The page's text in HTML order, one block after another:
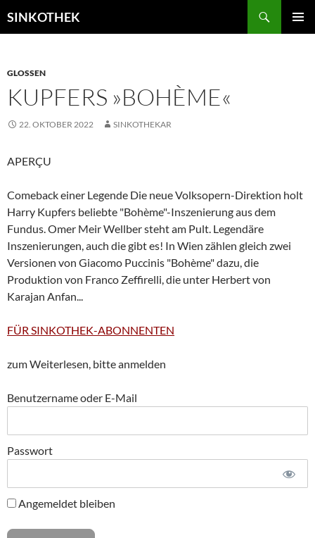
Inhalt
SINKOTHEK
GLOSSEN
KUPFERS »BOHÈME«
22. OKTOBER 2022 SINKOTHEKAR
APERÇU
Comeback einer Legende Die neue Volksopern-Direktion holt
Harry Kupfers beliebte "Bohème"-Inszenierung aus dem
Fundus. Omer Meir Wellber steht am Pult. Legendäre
Inszenierungen, auch die gibt es! In Wien zählen gleich zwei
Versionen von Giacomo Puccinis "Bohème" dazu, die
Produktion von Franco Zeffirelli, die unter Herbert von
Karajan Anfan...
FÜR SINKOTHEK-ABONNENTEN
zum Weiterlesen, bitte anmelden
Benutzername oder E-Mail
Passwort
Angemeldet bleiben